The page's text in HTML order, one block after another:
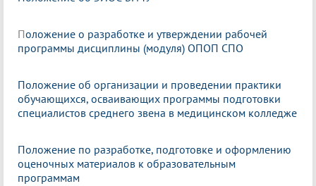
Положение о разработке и утверждении рабочей
программы дисциплины (модуля) ОПОП СПО
Положение об организации и проведении практики
обучающихся, осваивающих программы подготовки
специалистов среднего звена в медицинском колледже
Положение по разработке, подготовке и оформлению
оценочных материалов к образовательным
программам